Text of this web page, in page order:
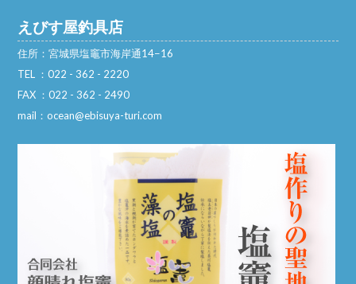
えびす屋釣具店
住所：宮城県塩竈市海岸通14−16
TEL ：022 - 362 - 2220
FAX ：022 - 362 - 2490
mail：ocean@ebisuya-turi.com